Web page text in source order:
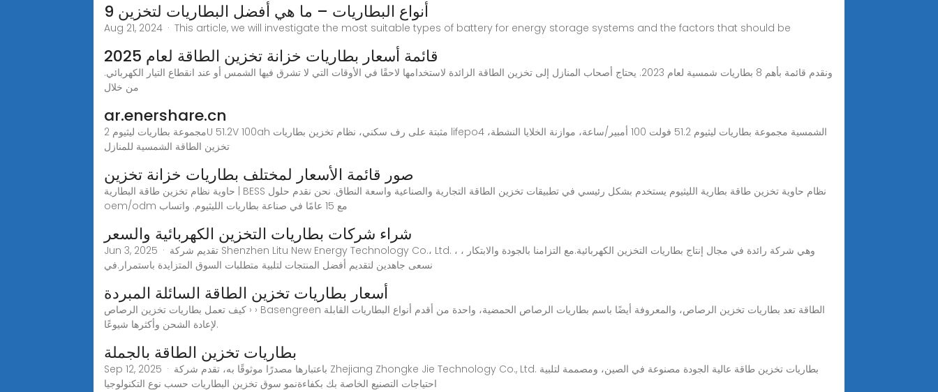
9 أنواع البطاريات – ما هي أفضل البطاريات لتخزين
Aug 21, 2024 · This article, we will investigate the most suitable types of battery for energy storage systems and the factors that should be
قائمة أسعار بطاريات خزانة تخزين الطاقة لعام 2025
ونقدم قائمة بأهم 8 بطاريات شمسية لعام 2023. يحتاج أصحاب المنازل إلى تخزين الطاقة الزائدة لاستخدامها لاحقًا في الأوقات التي لا تشرق فيها الشمس أو عند انقطاع التيار الكهربائي.
من خلال
ar.enershare.cn
مجموعة بطاريات ليثيوم 2U 51.2V 100ah مثبتة على رف سكني، نظام تخزين بطاريات lifepo4 الشمسية مجموعة بطاريات ليثيوم 51.2 فولت 100 أمبير/ساعة، موازنة الخلايا النشطة،
تخزين الطاقة الشمسية للمنازل
صور قائمة الأسعار لمختلف بطاريات خزانة تخزين
حاوية نظام تخزين طاقة البطارية | BESS نظام حاوية تخزين طاقة بطارية الليثيوم يستخدم بشكل رئيسي في تطبيقات تخزين الطاقة التجارية والصناعية واسعة النطاق. نحن نقدم حلول
oem/odm مع 15 عامًا في صناعة بطاريات الليثيوم. واتساب
شراء شركات بطاريات التخزين الكهربائية والسعر
Jun 3, 2025 · تقديم شركة Shenzhen Litu New Energy Technology Co.، Ltd. ، وهي شركة رائدة في مجال إنتاج بطاريات التخزين الكهربائية.مع التزامنا بالجودة والابتكار ،
نسعى جاهدين لتقديم أفضل المنتجات لتلبية متطلبات السوق المتزايدة باستمرار.في
أسعار بطاريات تخزين الطاقة السائلة المبردة
كيف تعمل بطاريات تخزين الرصاص › › Basengreen الطاقة تعد بطاريات تخزين الرصاص، والمعروفة أيضًا باسم بطاريات الرصاص الحمضية، واحدة من أقدم أنواع البطاريات القابلة
لإعادة الشحن وأكثرها شيوعًا.
بطاريات تخزين الطاقة بالجملة
Sep 12, 2025 · باعتبارها مصدرًا موثوقًا به، تقدم شركة Zhejiang Zhongke Jie Technology Co., Ltd. بطاريات تخزين طاقة عالية الجودة مصنوعة في الصين، ومصممة لتلبية
احتياجات التصنيع الخاصة بك بكفاءةنمو سوق تخزين البطاريات حسب نوع التكنولوجيا